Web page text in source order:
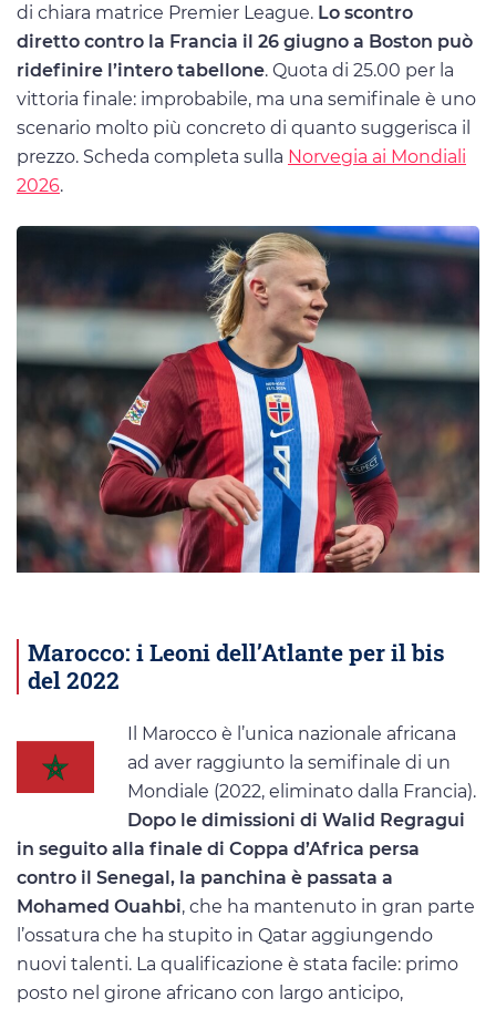
di chiara matrice Premier League. Lo scontro
diretto contro la Francia il 26 giugno a Boston può
ridefinire l’intero tabellone. Quota di 25.00 per la
vittoria finale: improbabile, ma una semifinale è uno
scenario molto più concreto di quanto suggerisca il
prezzo. Scheda completa sulla Norvegia ai Mondiali
2026.
Marocco: i Leoni dell’Atlante per il bis
del 2022
Il Marocco è l’unica nazionale africana
ad aver raggiunto la semifinale di un
Mondiale (2022, eliminato dalla Francia).
Dopo le dimissioni di Walid Regragui
in seguito alla finale di Coppa d’Africa persa
contro il Senegal, la panchina è passata a
Mohamed Ouahbi, che ha mantenuto in gran parte
l’ossatura che ha stupito in Qatar aggiungendo
nuovi talenti. La qualificazione è stata facile: primo
posto nel girone africano con largo anticipo,